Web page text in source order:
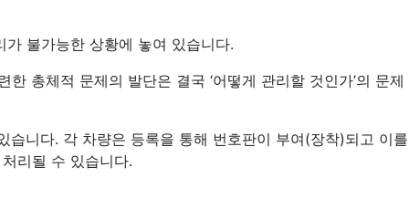
불가능한 상황에 놓여 있습니다.
총체적 문제의 발단은 결국 ‘어떻게 관리할 것인가’의 문제
니다. 각 차량은 등록을 통해 번호판이 부여(장착)되고 이를
리될 수 있습니다.